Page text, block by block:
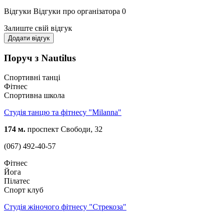
Відгуки Відгуки про організатора 0
Залиште свій відгук
Додати відгук
Поруч з Nautilus
Спортивні танці
Фітнес
Спортивна школа
Студія танцю та фітнесу "Milanna"
174 м. проспект Свободи, 32
(067) 492-40-57
Фітнес
Йога
Пілатес
Спорт клуб
Студія жіночого фітнесу "Стрекоза"